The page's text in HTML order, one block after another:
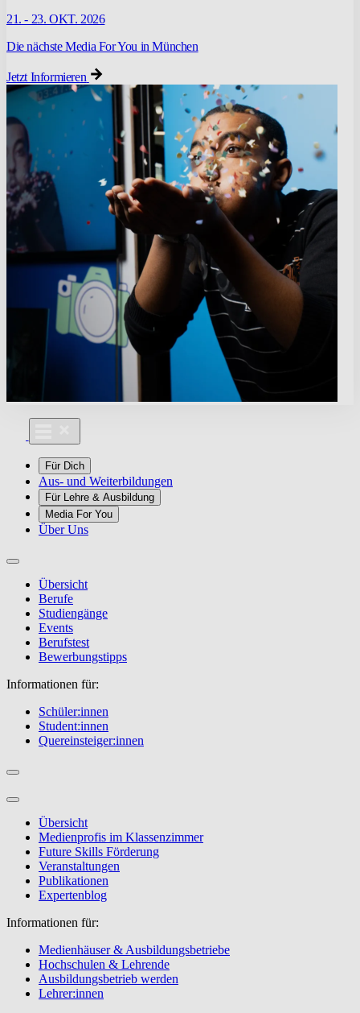
21. - 23. OKT. 2026
Die nächste Media For You in München
Jetzt Informieren
Für Dich
Aus- und Weiterbildungen
Für Lehre & Ausbildung
Media For You
Über Uns
Übersicht
Berufe
Studiengänge
Events
Berufstest
Bewerbungstipps
Informationen für:
Schüler:innen
Student:innen
Quereinsteiger:innen
Übersicht
Medienprofis im Klassenzimmer
Future Skills Förderung
Veranstaltungen
Publikationen
Expertenblog
Informationen für:
Medienhäuser & Ausbildungsbetriebe
Hochschulen & Lehrende
Ausbildungsbetrieb werden
Lehrer:innen